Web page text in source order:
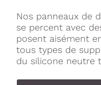
Nos panneaux de
se percent avec
posent aisément
tous types de
du silicone neutre